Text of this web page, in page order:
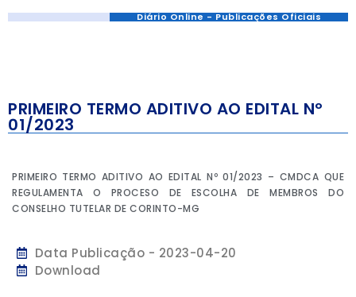
Diário Online - Publicações Oficiais
PRIMEIRO TERMO ADITIVO AO EDITAL Nº
01/2023
PRIMEIRO TERMO ADITIVO AO EDITAL Nº 01/2023 – CMDCA QUE
REGULAMENTA O PROCESO DE ESCOLHA DE MEMBROS DO
CONSELHO TUTELAR DE CORINTO-MG
Data Publicação - 2023-04-20
Download